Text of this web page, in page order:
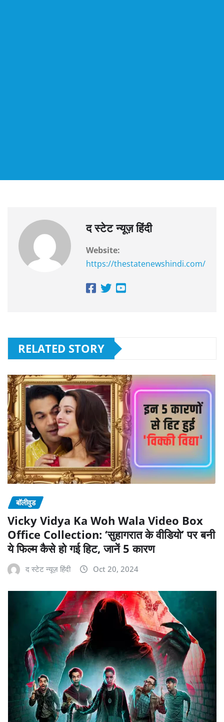
द स्टेट न्यूज़ हिंदी
Website:
https://thestatenewshindi.com/
RELATED STORY
बॉलीवुड
Vicky Vidya Ka Woh Wala Video Box
Office Collection: ‘सुहागरात के वीडियो’ पर बनी
ये फिल्म कैसे हो गई हिट, जानें 5 कारण
द स्टेट न्यूज़ हिंदी Oct 20, 2024